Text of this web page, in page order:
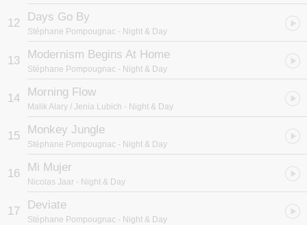
CD1「日/Day」清新优雅愉悦、以原声演唱歌曲为主，开场曲“Sitting
On The Shelf Without Shelly”在英国新生代流行民谣女歌手Catriona
Irving空气感轻柔美声中吟唱出专辑的音乐主题「日」，精采的DJ结
尾变奏带出知名摩洛哥女歌手Hindi Zahra演唱的爵士跨界抒情曲
“Imik Si Mik”；希腊DJ Billa Qause融合电音波萨诺瓦创作曲“I Walk
Alone”，弛放舒畅的曲风巧妙连结法国知名女歌手Charlotte
Gainsbourg的摇滚曲“Trick Pony”；「日/Day」整张专辑、Stephane
Pompougnac充分展现80年代流行音乐对他深厚的影响，包括由法国
传奇女歌手演员Catherine Ringer所演唱的“L’Adele”、这首歌同时也
是大导演吕克贝松最新电影<阿黛拉的非凡冒险>的主题曲，
Stephane Pompougnac个人两首原创曲、由波萨诺瓦男歌手
Catherine Ringer演唱的“Naive”以及新生代爵士红伶Lady Linn所演
唱的“Day”，德国俊男DJ歌手Jorg Burger的“Modernism Begins At
Home”与来自布鲁克林、走红于英伦的电音二人团体The Hundred in
the Hands单曲“Ghosts”等多首曲目，皆在当代时尚乐声中巧妙融合
80年代流行音乐元素new wave、alternative和electro-pop；结尾曲
“Morning Flow”则由史蒂芬个人唱片品牌力捧新锐DJ Malik Alary所
12 Days Go By
Stéphane Pompougnac - Night & Day
13 Modernism Begins At Home
Stéphane Pompougnac - Night & Day
14 Morning Flow
Malik Alary / Jenia Lubich - Night & Day
15 Monkey Jungle
Stéphane Pompougnac - Night & Day
16 Mi Mujer
Nicolas Jaar - Night & Day
17 Deviate
Stéphane Pompougnac - Night & Day